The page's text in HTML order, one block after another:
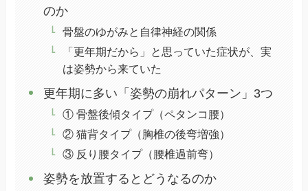
のか
骨盤のゆがみと自律神経の関係
「更年期だから」と思っていた症状が、実
は姿勢から来ていた
更年期に多い「姿勢の崩れパターン」3つ
① 骨盤後傾タイプ（ペタンコ腰）
② 猫背タイプ（胸椎の後弯増強）
③ 反り腰タイプ（腰椎過前弯）
姿勢を放置するとどうなるのか